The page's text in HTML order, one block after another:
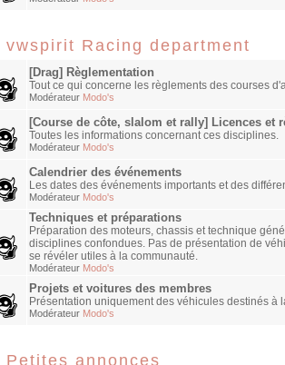
vwspirit Racing department
[Drag] Règlementation
Tout ce qui concerne les règlements des courses
Modérateur Modo's
[Course de côte, slalom et rally] Licences et
Toutes les informations concernant ces disciplines.
Modérateur Modo's
Calendrier des événements
Les dates des événements importants et des
Modérateur Modo's
Techniques et préparations
Préparation des moteurs, chassis et technique
disciplines confondues. Pas de présentation de
se révéler utiles à la communauté.
Modérateur Modo's
Projets et voitures des membres
Présentation uniquement des véhicules destinés
Modérateur Modo's
Petites annonces